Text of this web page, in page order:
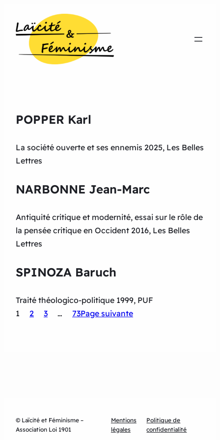
POPPER Karl
La société ouverte et ses ennemis 2025, Les Belles
Lettres
NARBONNE Jean-Marc
Antiquité critique et modernité, essai sur le rôle de
la pensée critique en Occident 2016, Les Belles
Lettres
SPINOZA Baruch
Traité théologico-politique 1999, PUF
1
2 3 … 73Page suivante
© Laïcité et Féminisme –
Association Loi 1901
Mentions
légales
Politique de
confidentialité